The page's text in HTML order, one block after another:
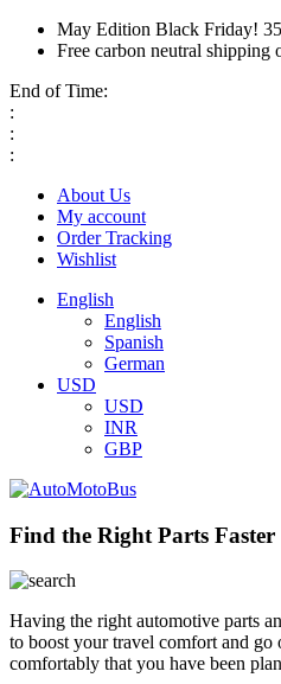
May Edition Black Friday!
Free carbon neutral shipping
End of Time:
:
:
:
About Us
My account
Order Tracking
Wishlist
English
English
Spanish
German
USD
USD
INR
GBP
Find the Right Parts Faster
Having the right automotive parts
to boost your travel comfort and go
comfortably that you have been